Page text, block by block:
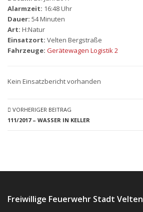
Alarmzeit: 16:48 Uhr
Dauer: 54 Minuten
Art: H:Natur
Einsatzort: Velten Bergstraße
Fahrzeuge: Gerätewagen Logistik 2
Kein Einsatzbericht vorhanden
VORHERIGER BEITRAG
111/2017 – WASSER IN KELLER
Freiwillige Feuerwehr Stadt Velten